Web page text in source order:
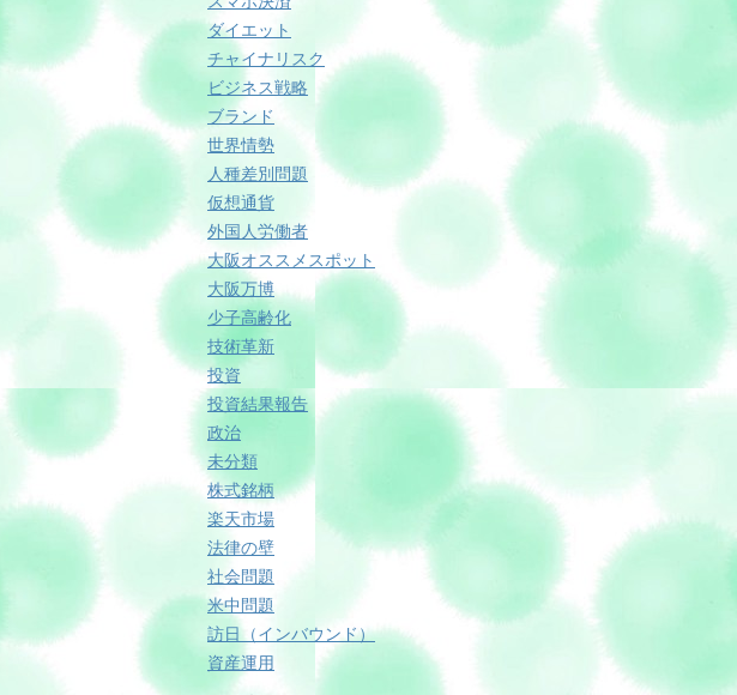
ダイエット
チャイナリスク
ビジネス戦略
ブランド
世界情勢
人種差別問題
仮想通貨
外国人労働者
大阪オススメスポット
大阪万博
少子高齢化
技術革新
投資
投資結果報告
政治
未分類
株式銘柄
楽天市場
法律の壁
社会問題
米中問題
訪日（インバウンド）
資産運用